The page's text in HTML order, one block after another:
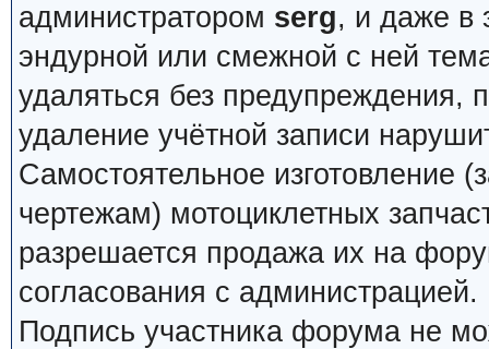
администратором serg, и даже в
эндурной или смежной с ней
удаляться без предупреждения,
удаление учётной записи
Самостоятельное изготовление
чертежам) мотоциклетных
разрешается продажа их на
согласования с администрацией.
Подпись участника форума не